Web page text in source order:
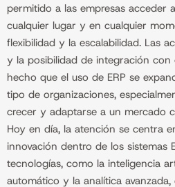
permitido a las empresas acceder
cualquier lugar y en cualquier
flexibilidad y la escalabilidad. Las
y la posibilidad de integración con
hecho que el uso de ERP se
tipo de organizaciones,
crecer y adaptarse a un mercado
Hoy en día, la atención se centra
innovación dentro de los sistemas
tecnologías, como la inteligencia
automático y la analítica